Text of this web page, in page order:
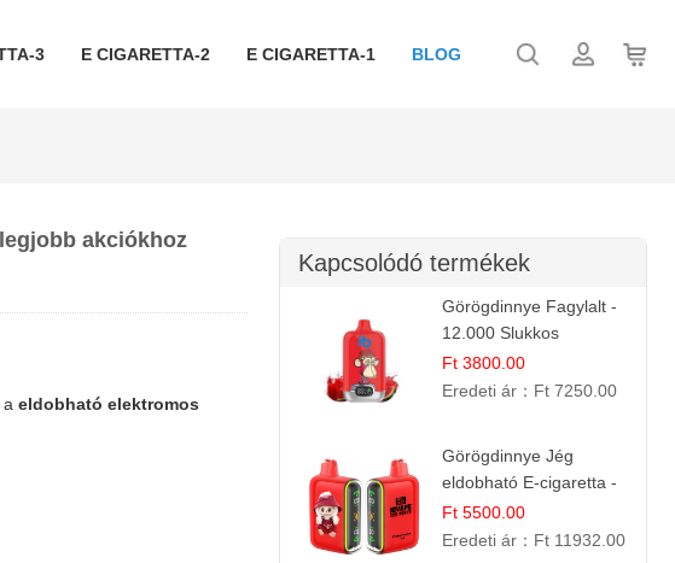
3 E CIGARETTA-2 E CIGARETTA-1 BLOG
akciókhoz
aeldobható elektromos
Kapcsolódó termékek
Görögdinnye Fagylalt -
12.000 Slukkos
eldobható e-Cigaretta
Ft 3800.00
Eredeti ár： Ft 7250.00
Görögdinnye Jég
eldobható E-cigaretta -
25.000 Slukk | Frissítő
Nyári Íz
Ft 5500.00
Eredeti ár： Ft 11932.00